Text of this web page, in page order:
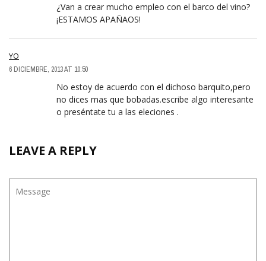
¿Van a crear mucho empleo con el barco del vino?
¡ESTAMOS APAÑAOS!
YO
6 DICIEMBRE, 2013 AT 10:50
No estoy de acuerdo con el dichoso barquito,pero
no dices mas que bobadas.escribe algo interesante
o preséntate tu a las eleciones .
LEAVE A REPLY